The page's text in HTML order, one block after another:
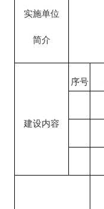
实施单位
简介
建设内容
序号